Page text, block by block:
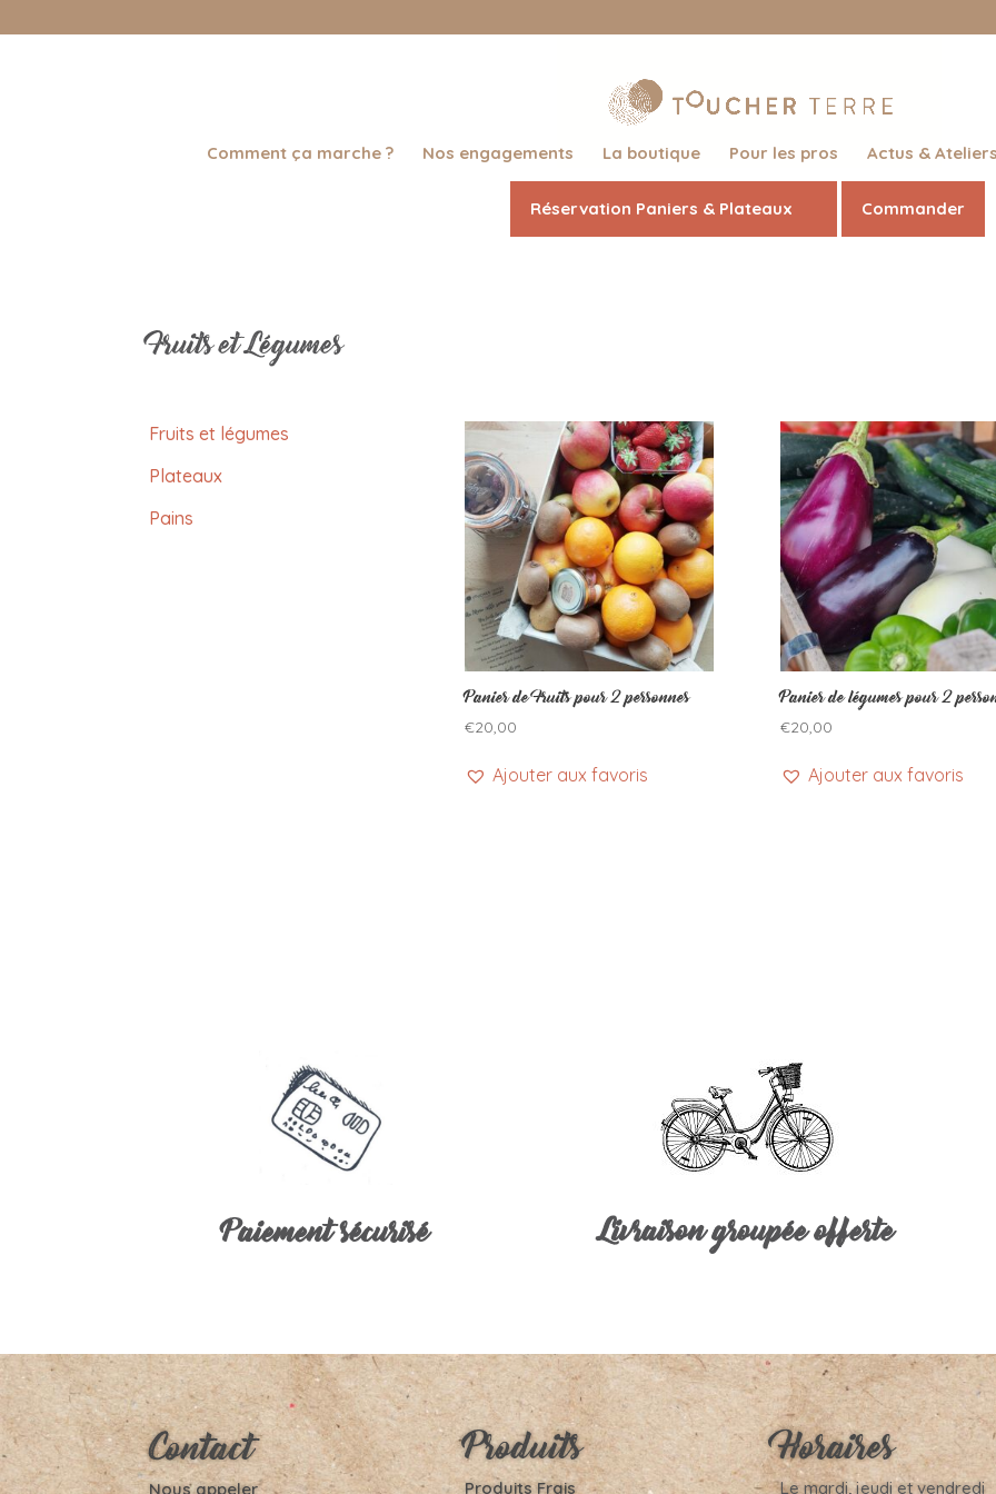
Comment ça marche ? Nos engagements La boutique Pour les pros Actus &
Réservation Paniers & Plateaux Commander
Fruits et Légumes
Fruits et légumes
Plateaux
Pains
Panier de Fruits pour 2 personnes
€20,00
Ajouter aux favoris
Panier de légumes pour 2
€20,00
Ajouter aux favoris
Paiement sécurisé Livraison groupée offerte
Contact
Nous appeler
Produits
Produits Frais
Horaires
Le mardi, jeudi et vendredi